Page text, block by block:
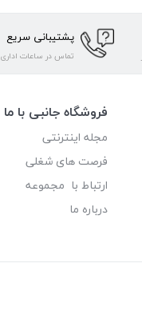
پشتیبانی سریع
تماس در ساعات اداری
فروشگاه جانبی با ما
مجله اینترنتی
فرصت های شغلی
ارتباط با مجموعه
درباره ما